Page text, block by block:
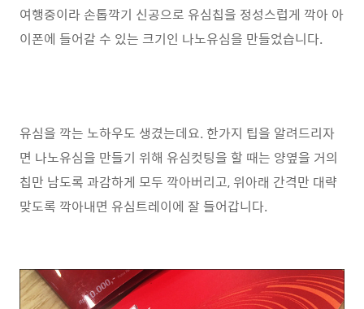
여행중이라 손톱깍기 신공으로 유심칩을 정성스럽게 깍아 아
이폰에 들어갈 수 있는 크기인 나노유심을 만들었습니다.
유심을 깍는 노하우도 생겼는데요. 한가지 팁을 알려드리자
면 나노유심을 만들기 위해 유심컷팅을 할 때는 양옆을 거의
칩만 남도록 과감하게 모두 깍아버리고, 위아래 간격만 대략
맞도록 깍아내면 유심트레이에 잘 들어갑니다.